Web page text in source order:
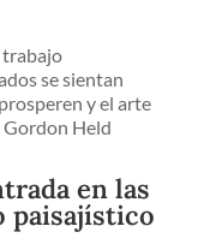
trabajo
se sientan
y el arte
Gordon Held
en las
paisajístico